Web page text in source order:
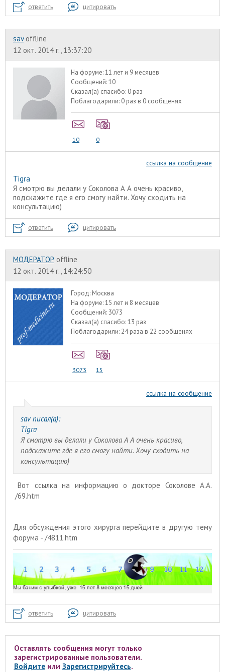
ответить цитировать
sav offline
12 окт. 2014 г., 13:37:20
На форуме:11 лет и 9 месяцев
Сообщений:10
Сказал(а) спасибо: 0 раз
Поблагодарили: 0 раз в 0 сообщенях
10 0
ссылка на сообщение
Tigra
Я смотрю вы делали у Соколова А А очень красиво,
подскажите где я его смогу найти. Хочу сходить на
консультацию)
ответить цитировать
МОДЕРАТОР offline
12 окт. 2014 г., 14:24:50
Город: Москва
На форуме:15 лет и 8 месяцев
Сообщений: 3073
Сказал(а) спасибо:13 раз
Поблагодарили: 24 раза в 22 сообщенях
3073 15
ссылка на сообщение
sav писал(а):
Tigra
Я смотрю вы делали у Соколова А А очень красиво,
подскажите где я его смогу найти. Хочу сходить на
консультацию)
Вот ссылка на информацию о докторе Соколове А.А.
/69.htm
Для обсуждения этого хирурга перейдите в другую тему
форума - /4811.htm
ответить цитировать
Оставлять сообщения могут только
зарегистрированные пользователи.
Войдитеили Зарегистрируйтесь.